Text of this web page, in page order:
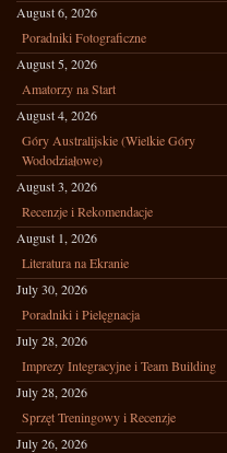
August 6, 2026
Poradniki Fotograficzne
August 5, 2026
Amatorzy na Start
August 4, 2026
Góry Australijskie (Wielkie Góry
Wododziałowe)
August 3, 2026
Recenzje i Rekomendacje
August 1, 2026
Literatura na Ekranie
July 30, 2026
Poradniki i Pielęgnacja
July 28, 2026
Imprezy Integracyjne i Team Building
July 28, 2026
Sprzęt Treningowy i Recenzje
July 26, 2026